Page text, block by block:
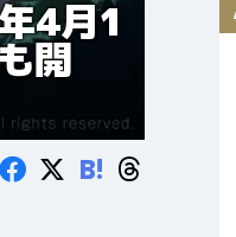
4月1
開
B!